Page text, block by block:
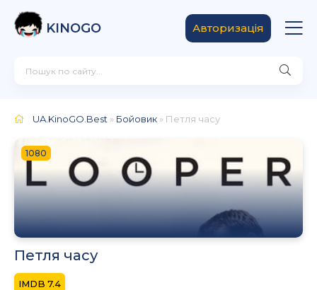
KINOGO Авторизація
UA.KinoGO.Best » Бойовик » Петля часу
1080
Петля часу
7.4